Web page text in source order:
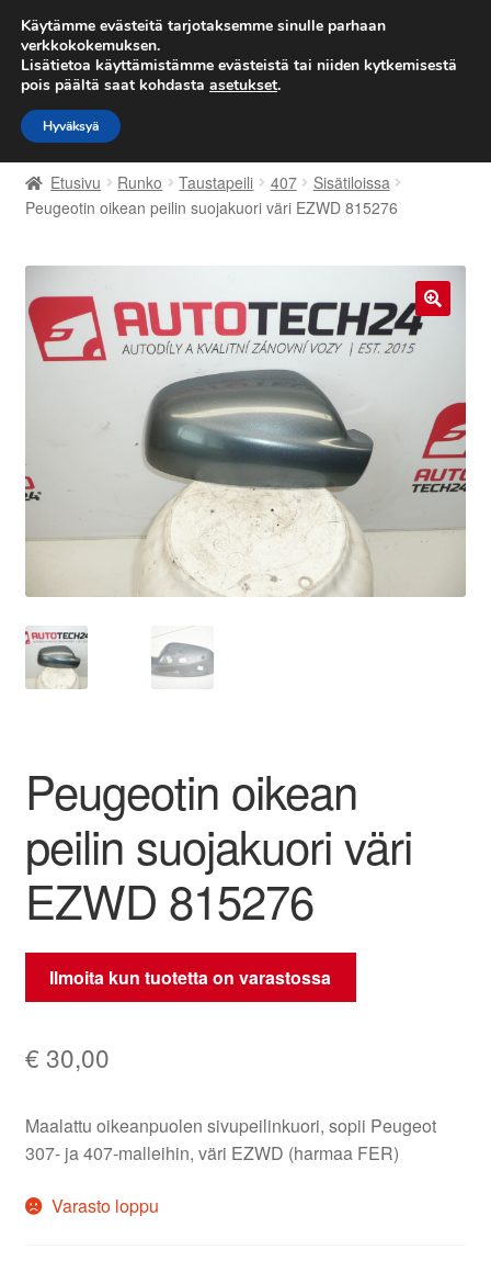
TOIMITUS alkaen 7 EUR
Siirry
navigointiin
Siirry
sisältöön
Etusivu
Kärry
Kuljetus
Maailmanlaajuinen toimitus
Meistä
Ota yhteyttä
Tarkista
Tilini
Valitukset
Etusivu Runko Taustapeili 407
Sisätiloissa
Peugeotin oikean peilin suojakuori väri EZWD 815276
Peugeotin oikean
peilin suojakuori väri
EZWD 815276
Ilmoita kun tuotetta on varastossa
€ 30,00
Maalattu oikeanpuolen sivupeilinkuori, sopii Peugeot
307- ja 407-malleihin, väri EZWD (harmaa FER)
Varasto loppu
Käytämme evästeitä tarjotaksemme sinulle parhaan
verkkokokemuksen.
Lisätietoa käyttämistämme evästeistä tai niiden kytkemisestä
pois päältä saat kohdasta asetukset.
Hyväksyä